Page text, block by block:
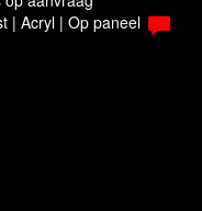
| Acryl | Op paneel